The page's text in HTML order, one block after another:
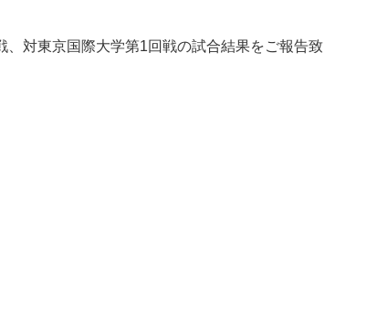
、対東京国際大学第1回戦の試合結果をご報告致